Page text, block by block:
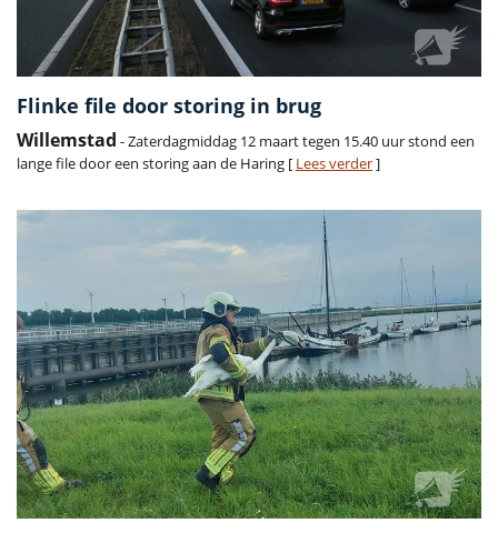
Flinke file door storing in brug
Willemstad - Zaterdagmiddag 12 maart tegen 15.40 uur stond een
lange file door een storing aan de Haring [ Lees verder]